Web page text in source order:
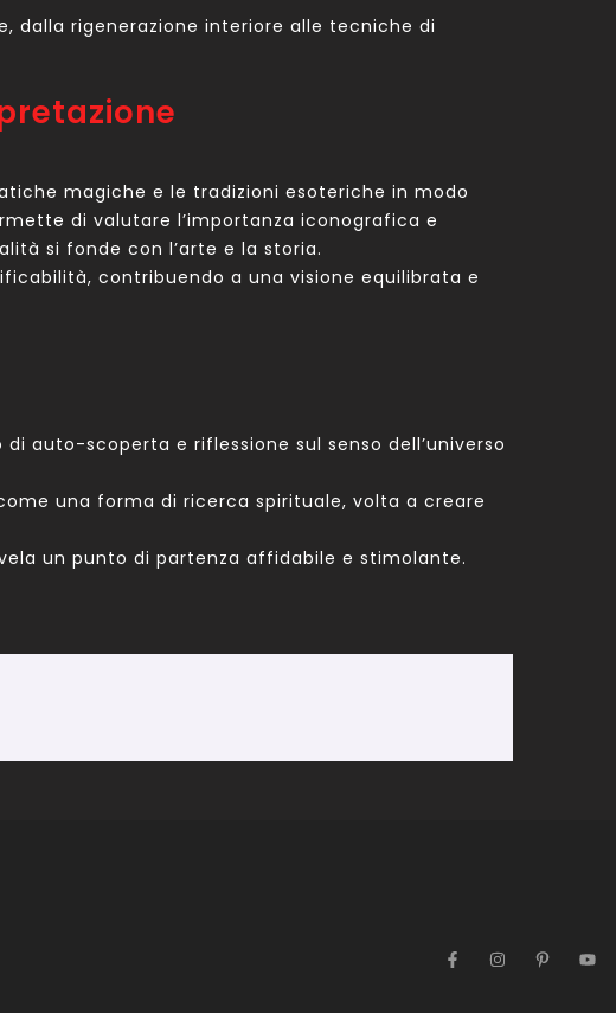
dalla rigenerazione interiore alle tecniche di
magiche e le tradizioni esoteriche in modo
di valutare l’importanza iconografica e
si fonde con l’arte e la storia.
contribuendo a una visione equilibrata e
auto-scoperta e riflessione sul senso dell’universo
una forma di ricerca spirituale, volta a creare
un punto di partenza affidabile e stimolante.